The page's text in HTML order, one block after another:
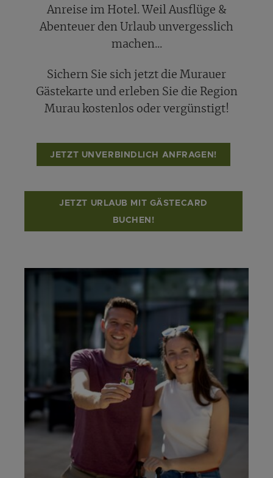
Anreise im Hotel. Weil Ausflüge &
Abenteuer den Urlaub unvergesslich
machen...
Sichern Sie sich jetzt die Murauer
Gästekarte und erleben Sie die Region
Murau kostenlos oder vergünstigt!
JETZT UNVERBINDLICH ANFRAGEN!
JETZT URLAUB MIT GÄSTECARD
BUCHEN!